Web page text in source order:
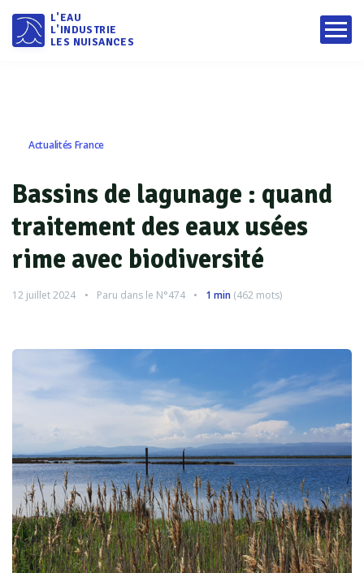
L'EAU
L'INDUSTRIE
LES NUISANCES
Actualités France
Bassins de lagunage : quand
traitement des eaux usées
rime avec biodiversité
12 juillet 2024 Paru dans le N°474 1 min (462 mots)